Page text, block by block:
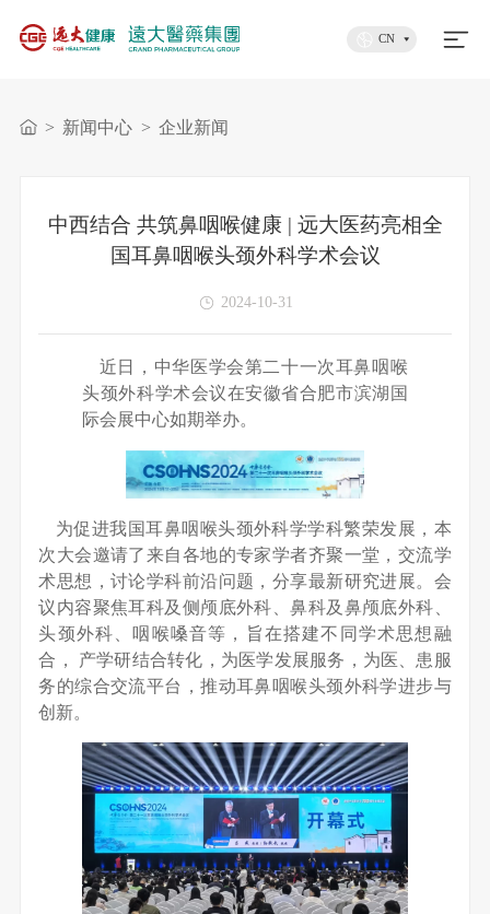
CN
> 新闻中心 > 企业新闻
中西结合 共筑鼻咽喉健康 | 远大医药亮相全
国耳鼻咽喉头颈外科学术会议
2024-10-31
近日，中华医学会第二十一次耳鼻咽喉
头颈外科学术会议在安徽省合肥市滨湖国
际会展中心如期举办。
为促进我国耳鼻咽喉头颈外科学学科繁荣发展，本
次大会邀请了来自各地的专家学者齐聚一堂，交流学
术思想，讨论学科前沿问题，分享最新研究进展。会
议内容聚焦耳科及侧颅底外科、鼻科及鼻颅底外科、
头颈外科、咽喉嗓音等，旨在搭建不同学术思想融
合， 产学研结合转化，为医学发展服务，为医、患服
务的综合交流平台，推动耳鼻咽喉头颈外科学进步与
创新。